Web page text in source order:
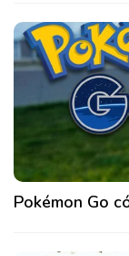
Pokémon Go